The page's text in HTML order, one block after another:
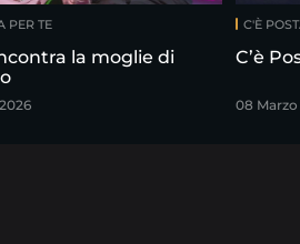
PER TE
la moglie di
C'È
C’è
08 Marzo